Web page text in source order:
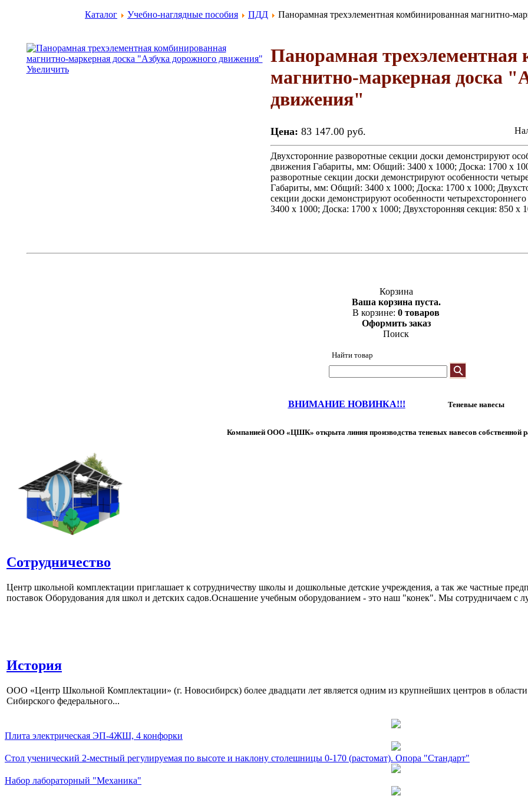
Каталог Учебно-наглядные пособия ПДД Панорамная трехэлементная комбинированная магнитно-
Увеличить
Панорамная трехэлементная
магнитно-маркерная доска
движения"
Цена: 83 147.00 руб.
Двухсторонние разворотные секции доски демонстрируют
движения Габариты, мм: Общий: 3400 х 1000; Доска: 1700 х
разворотные секции доски демонстрируют особенности
Габариты, мм: Общий: 3400 х 1000; Доска: 1700 х 1000;
секции доски демонстрируют особенности
3400 х 1000; Доска: 1700 х 1000; Двухсторонняя секция: 850 х
Корзина
Ваша корзина пуста.
В корзине: 0 товаров
Оформить заказ
Поиск
Найти товар
ВНИМАНИЕ НОВИНКА!!! Теневые навесы
Компанией ООО «ЦШК» открыта линия производства теневых навесов собственной
Сотрудничество
Центр школьной комплектации приглашает к сотрудничеству школы и дошкольные детские учреждения, а так же частные
поставок Оборудования для школ и детских садов.Оснашение учебным оборудованием - это наш "конек". Мы сотрудничаем с
История
ООО «Центр Школьной Комплектации» (г. Новосибирск) более двадцати лет является одним из крупнейших центров в
Сибирского федерального...
Плита электрическая ЭП-4ЖШ, 4 конфорки
Стол ученический 2-местный регулируемая по высоте и наклону столешницы 0-170 (растомат). Опора "Стандарт"
Набор лабораторный "Механика"